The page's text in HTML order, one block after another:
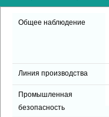
Общее наблюдение
Линия производства
Промышленная
безопасность